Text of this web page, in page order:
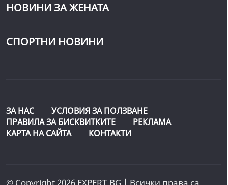
НОВИНИ ЗА ЖЕНАТА
СПОРТНИ НОВИНИ
ЗА НАС
УСЛОВИЯ ЗА ПОЛЗВАНЕ
ПРАВИЛА ЗА БИСКВИТКИТЕ
РЕКЛАМА
КАРТА НА САЙТА
КОНТАКТИ
© Copyright 2026 EXPERT.BG | Всички права са